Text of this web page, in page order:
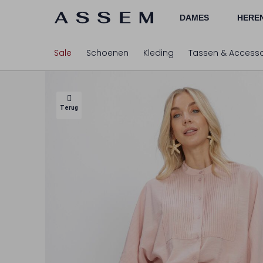
DAMES
Sale Schoenen Kleding Tassen &
Terug